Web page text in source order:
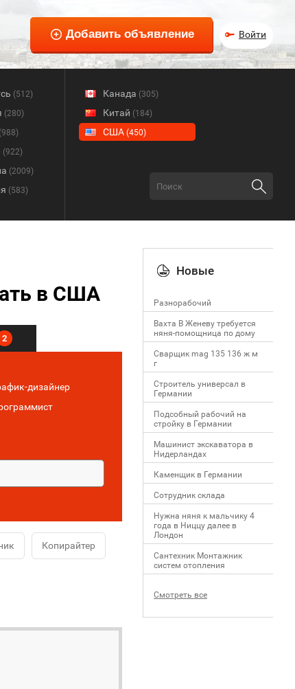
Войти
(512)
(280)
(988)
(922)
(2009)
(583)
Канада (305)
Китай (184)
США (450)
в США
2
дизайнер
Копирайтер
Новые
Разнорабочий
Вахта В Женеву требуется
няня-помощница по дому
Сварщик mag 135 136 ж м
г
Строитель универсал в
Германии
Подсобный рабочий на
стройку в Германии
Машинист экскаватора в
Нидерландах
Каменщик в Германии
Сотрудник склада
Нужна няня к мальчику 4
года в Ниццу далее в
Лондон
Сантехник Монтажник
систем отопления
Смотреть все